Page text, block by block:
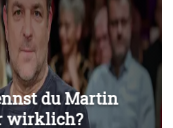
Überspringen